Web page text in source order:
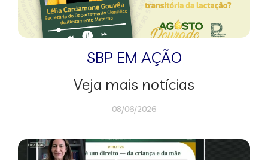
SBP EM AÇÃO
Veja mais notícias
08/06/2026